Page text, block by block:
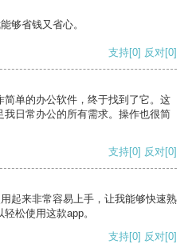
够省钱又省心。
支持[0] 反对[0]
单的办公软件，终于找到了它。这
日常办公的所有需求。操作也很简
支持[0] 反对[0]
起来非常容易上手，让我能够快速熟
松使用这款app。
支持[0] 反对[0]